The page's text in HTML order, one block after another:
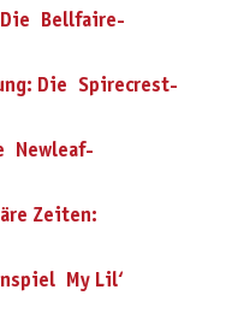
Die Bellfaire-
Die Spirecrest-
Newleaf-
Zeiten:
My Lil‘